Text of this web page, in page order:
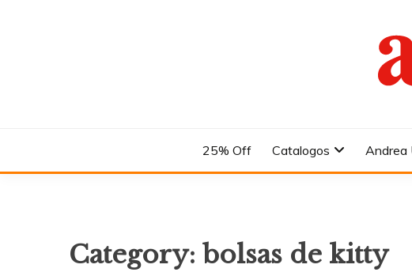
25% Off Catalogos Andrea
Category: bolsas de kitty